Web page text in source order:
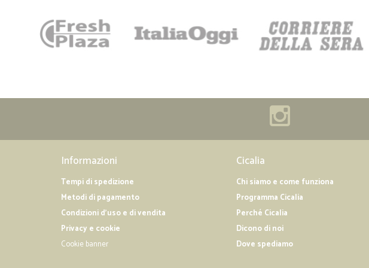
Informazioni
Tempi di spedizione
Metodi di pagamento
Condizioni d'uso e di vendita
Privacy e cookie
Cookie banner
Cicalia
Chi siamo e come funziona
Programma Cicalia
Perché Cicalia
Dicono di noi
Dove spediamo